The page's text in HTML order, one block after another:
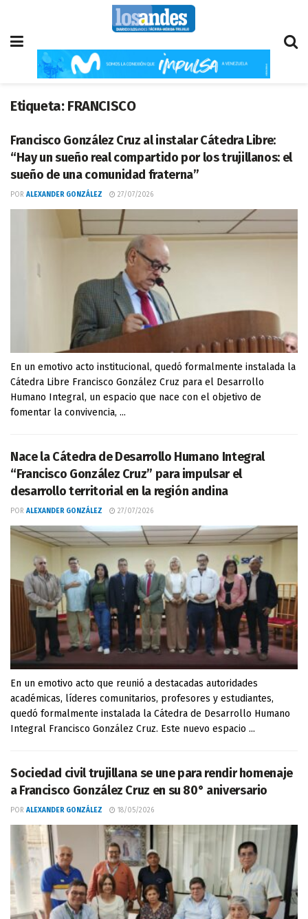
Etiqueta: FRANCISCO
Francisco González Cruz al instalar Cátedra Libre:
“Hay un sueño real compartido por los trujillanos: el
sueño de una comunidad fraterna”
POR ALEXANDER GONZÁLEZ 27/07/2026
En un emotivo acto institucional, quedó formalmente instalada la
Cátedra Libre Francisco González Cruz para el Desarrollo
Humano Integral, un espacio que nace con el objetivo de
fomentar la convivencia, ...
Nace la Cátedra de Desarrollo Humano Integral
“Francisco González Cruz” para impulsar el
desarrollo territorial en la región andina
POR ALEXANDER GONZÁLEZ 27/07/2026
En un emotivo acto que reunió a destacadas autoridades
académicas, líderes comunitarios, profesores y estudiantes,
quedó formalmente instalada la Cátedra de Desarrollo Humano
Integral Francisco González Cruz. Este nuevo espacio ...
Sociedad civil trujillana se une para rendir homenaje
a Francisco González Cruz en su 80° aniversario
POR ALEXANDER GONZÁLEZ 18/05/2026